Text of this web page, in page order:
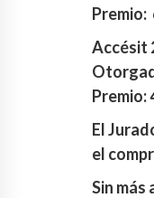
Premio:
Accésit
Premio:
El
el
Sin